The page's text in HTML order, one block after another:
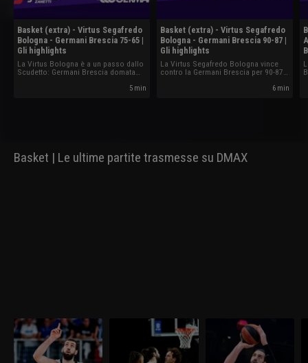
Basket (extra) - Virtus Segafredo
Bologna - Germani Brescia 75-65 |
Gli highlights
La Virtus Bologna è a un passo dallo
Scudetto: Germani Brescia domata
5 min
Basket (extra) - Virtus Segafredo
Bologna - Germani Brescia 90-87 |
Gli highlights
La Virtus Segafredo Bologna vince
contro la Germani Brescia per 90-87
6 min
Basket | Le ultime partite trasmesse su DMAX
Brescia - Virtus
Bologna 74-96
Virtus Bologna -
Brescia 75-65
Virtus Bologna -
Brescia 90-87